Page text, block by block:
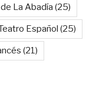
La Abadía (25)
Español (25)
(21)